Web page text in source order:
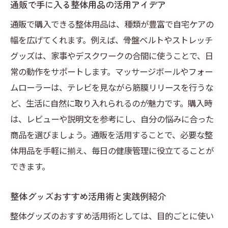
通販で手に入る整体用品の活用アイデア
通販で購入できる整体用品は、種類が豊富で自宅ケアの
幅を広げてくれます。例えば、骨盤ベルトやストレッチ
グッズは、家事やデスクワークの合間に使うことで、日
常の動作をサポートします。マッサージボールやフォー
ムローラーは、テレビを見ながら筋膜リリースを行うな
ど、生活に自然に取り入れられるのが魅力です。購入時
は、レビューや説明文を参考にし、自分の悩みに合った
商品を選びましょう。通販を活用することで、必要な整
体用品を手軽に揃え、毎日の健康管理に役立てることが
できます。
整体グッズおすすめ活用術と実践例紹介
整体グッズのおすすめ活用術としては、目的ごとに使い